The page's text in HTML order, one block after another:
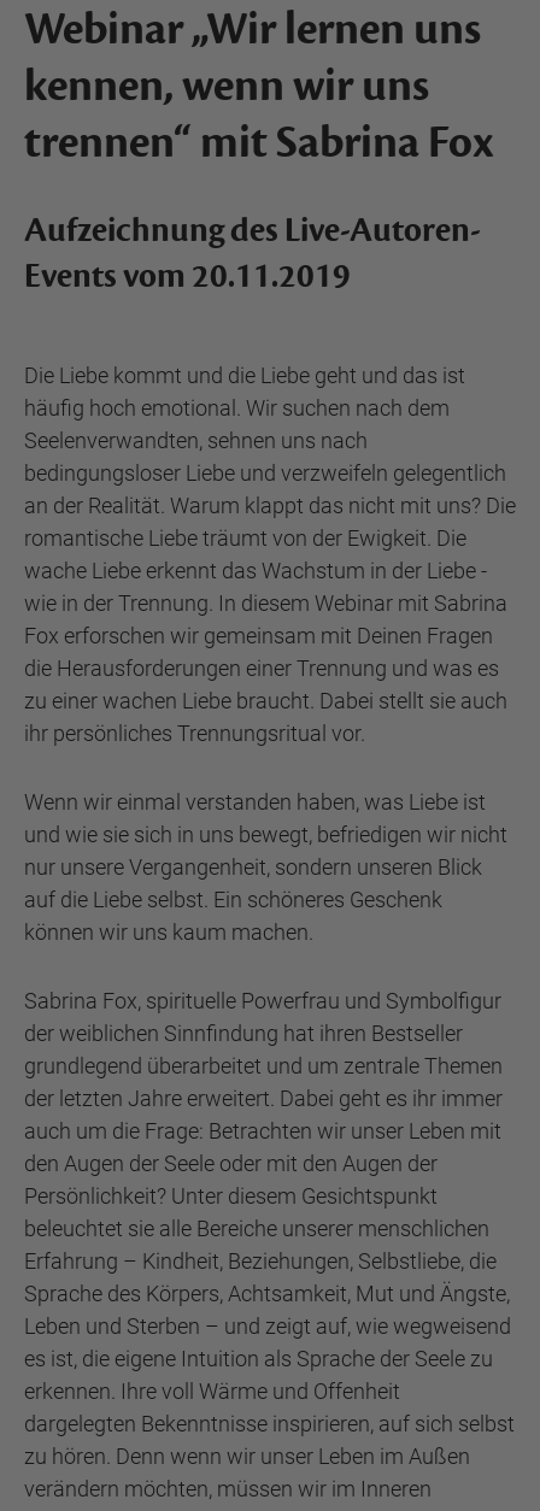
Webinar „Wir lernen uns
kennen, wenn wir uns
trennen“ mit Sabrina Fox
Aufzeichnung des Live-Autoren-
Events vom 20.11.2019
Die Liebe kommt und die Liebe geht und das ist
häufig hoch emotional. Wir suchen nach dem
Seelenverwandten, sehnen uns nach
bedingungsloser Liebe und verzweifeln gelegentlich
an der Realität. Warum klappt das nicht mit uns? Die
romantische Liebe träumt von der Ewigkeit. Die
wache Liebe erkennt das Wachstum in der Liebe -
wie in der Trennung. In diesem Webinar mit Sabrina
Fox erforschen wir gemeinsam mit Deinen Fragen
die Herausforderungen einer Trennung und was es
zu einer wachen Liebe braucht. Dabei stellt sie auch
ihr persönliches Trennungsritual vor.
Wenn wir einmal verstanden haben, was Liebe ist
und wie sie sich in uns bewegt, befriedigen wir nicht
nur unsere Vergangenheit, sondern unseren Blick
auf die Liebe selbst. Ein schöneres Geschenk
können wir uns kaum machen.
Sabrina Fox, spirituelle Powerfrau und Symbolfigur
der weiblichen Sinnfindung hat ihren Bestseller
grundlegend überarbeitet und um zentrale Themen
der letzten Jahre erweitert. Dabei geht es ihr immer
auch um die Frage: Betrachten wir unser Leben mit
den Augen der Seele oder mit den Augen der
Persönlichkeit? Unter diesem Gesichtspunkt
beleuchtet sie alle Bereiche unserer menschlichen
Erfahrung – Kindheit, Beziehungen, Selbstliebe, die
Sprache des Körpers, Achtsamkeit, Mut und Ängste,
Leben und Sterben – und zeigt auf, wie wegweisend
es ist, die eigene Intuition als Sprache der Seele zu
erkennen. Ihre voll Wärme und Offenheit
dargelegten Bekenntnisse inspirieren, auf sich selbst
zu hören. Denn wenn wir unser Leben im Außen
verändern möchten, müssen wir im Inneren